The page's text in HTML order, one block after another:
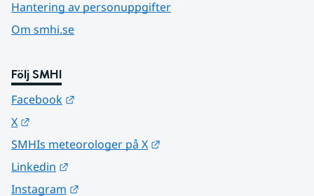
Hantering av personuppgifter
Om smhi.se
Följ SMHI
Facebook
X
SMHIs meteorologer på X
Linkedin
Instagram